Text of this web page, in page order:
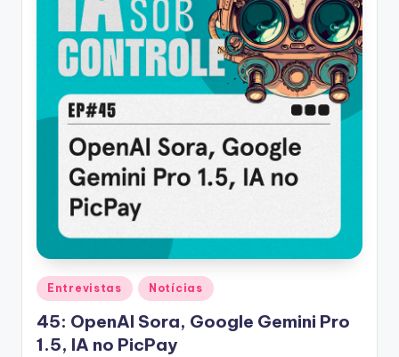
Posted
in
Entrevistas Notícias
45: OpenAI Sora, Google Gemini Pro
1.5, IA no PicPay